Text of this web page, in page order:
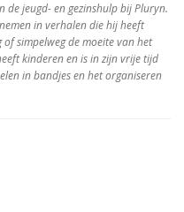
jeugd- en gezinshulp bij Pluryn.
in verhalen die hij heeft
simpelweg de moeite van het
kinderen en is in zijn vrije tijd
in bandjes en het organiseren